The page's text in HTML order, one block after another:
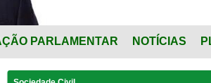
PARLAMENTAR NOTÍCIAS